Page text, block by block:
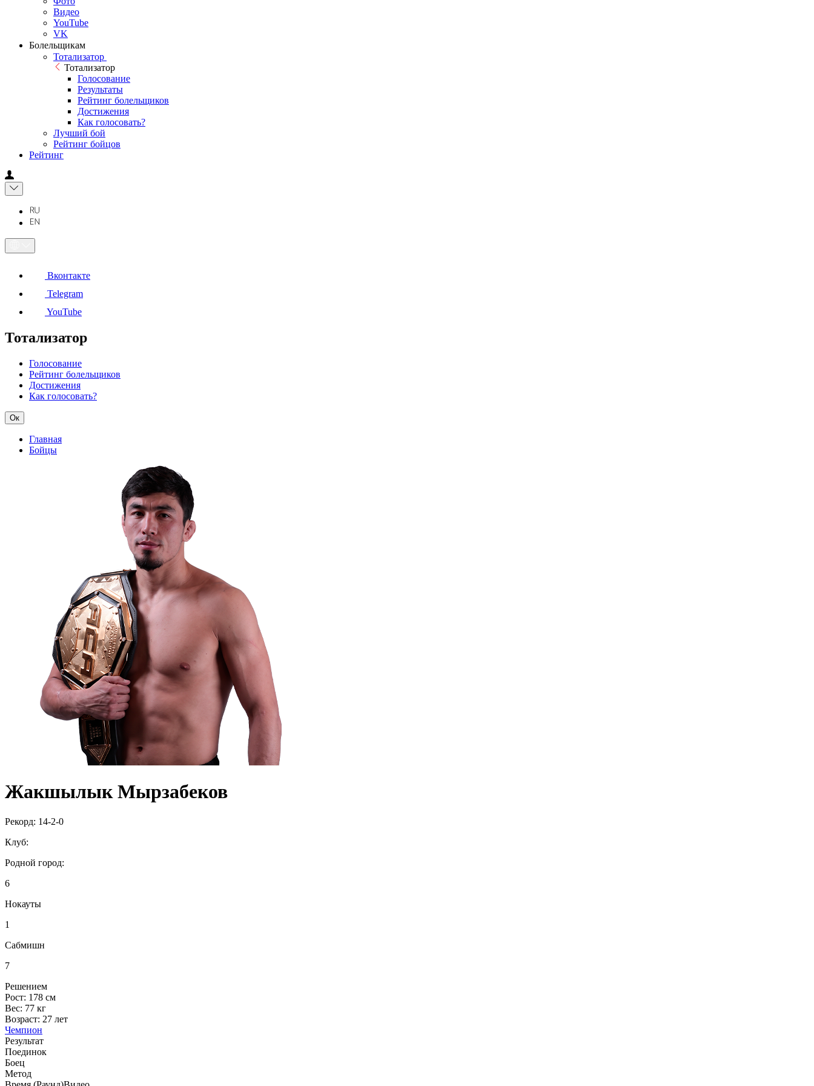
Видео
YouTube
VK
Болельщикам
Тотализатор
Тотализатор
Голосование
Результаты
Рейтинг болельщиков
Достижения
Как голосовать?
Лучший бой
Рейтинг бойцов
Рейтинг
Вконтакте
Telegram
YouTube
Тотализатор
Голосование
Рейтинг болельщиков
Достижения
Как голосовать?
Ок
Главная
Бойцы
Жакшылык Мырзабеков
Рекорд: 14-2-0
Клуб:
Родной город:
6
Нокауты
1
Сабмишн
7
Решением
Рост: 178 см
Вес: 77 кг
Возраст: 27 лет
Чемпион
Результат
Поединок
Боец
Метод